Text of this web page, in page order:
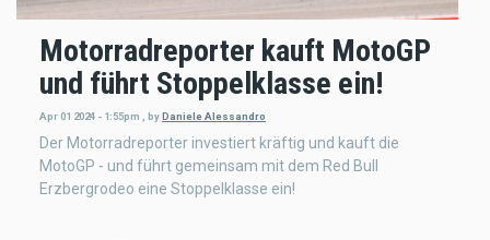
Motorradreporter kauft MotoGP
und führt Stoppelklasse ein!
Apr 01 2024 - 1:55pm byDaniele Alessandro
Der Motorradreporter investiert kräftig und kauft die
MotoGP - und führt gemeinsam mit dem Red Bull
Erzbergrodeo eine Stoppelklasse ein!